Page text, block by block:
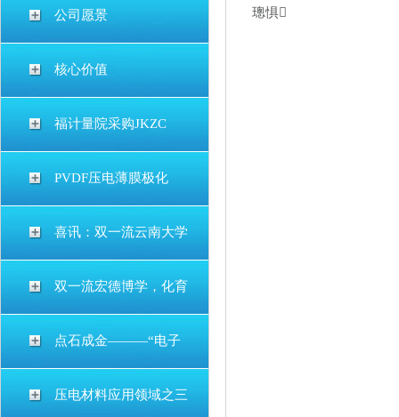
公司愿景
核心价值
福计量院采购JKZC
PVDF压电薄膜极化
喜讯：双一流云南大学
双一流宏德博学，化育
点石成金———“电子
压电材料应用领域之三
璁惧